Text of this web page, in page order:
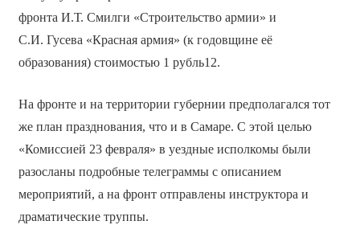
фронта И.Т. Смилги «Строительство армии» и
С.И. Гусева «Красная армия» (к годовщине её
образования) стоимостью 1 рубль12.
На фронте и на территории губернии предполагался тот
же план празднования, что и в Самаре. С этой целью
«Комиссией 23 февраля» в уездные исполкомы были
разосланы подробные телеграммы с описанием
мероприятий, а на фронт отправлены инструктора и
драматические труппы.